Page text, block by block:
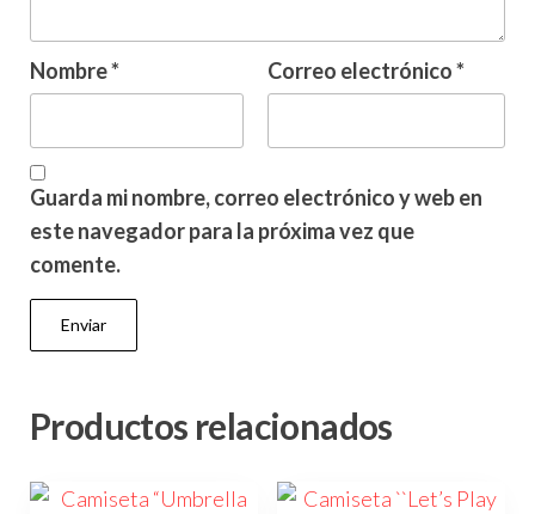
Nombre* Correo electrónico*
Guarda mi nombre, correo electrónico y web en
este navegador para la próxima vez que
comente.
Productos relacionados